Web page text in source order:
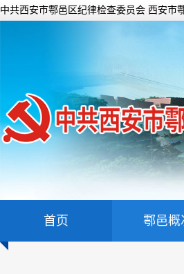
中共西安市鄠邑区纪律检查委员会 西安市
首页 鄠邑概